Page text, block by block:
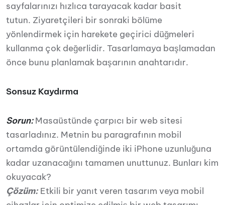
sayfalarınızı hızlıca tarayacak kadar basit
tutun. Ziyaretçileri bir sonraki bölüme
yönlendirmek için harekete geçirici düğmeleri
kullanma çok değerlidir. Tasarlamaya başlamadan
önce bunu planlamak başarının anahtarıdır.
Sonsuz Kaydırma
Sorun: Masaüstünde çarpıcı bir web sitesi
tasarladınız. Metnin bu paragrafının mobil
ortamda görüntülendiğinde iki iPhone uzunluğuna
kadar uzanacağını tamamen unuttunuz. Bunları kim
okuyacak?
Çözüm: Etkili bir yanıt veren tasarım veya mobil